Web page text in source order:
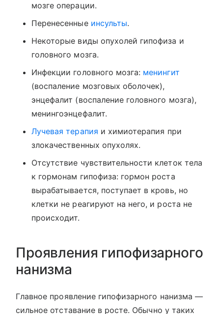
мозге операции.
Перенесенные инсульты.
Некоторые виды опухолей гипофиза и
головного мозга.
Инфекции головного мозга: менингит
(воспаление мозговых оболочек),
энцефалит (воспаление головного мозга),
менингоэнцефалит.
Лучевая терапия и химиотерапия при
злокачественных опухолях.
Отсутствие чувствительности клеток тела
к гормонам гипофиза: гормон роста
вырабатывается, поступает в кровь, но
клетки не реагируют на него, и роста не
происходит.
Проявления гипофизарного
нанизма
Главное проявление гипофизарного нанизма —
сильное отставание в росте. Обычно у таких